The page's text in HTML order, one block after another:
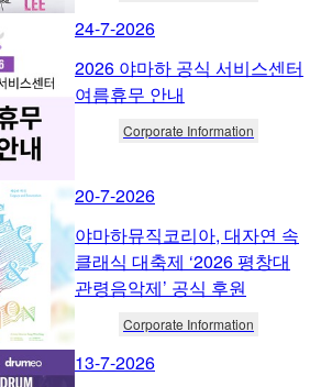
24-7-2026
2026 야마하 공식 서비스센터
여름휴무 안내
Corporate Information
20-7-2026
야마하뮤직코리아, 대자연 속
클래식 대축제 ‘2026 평창대
관령음악제’ 공식 후원
Corporate Information
13-7-2026